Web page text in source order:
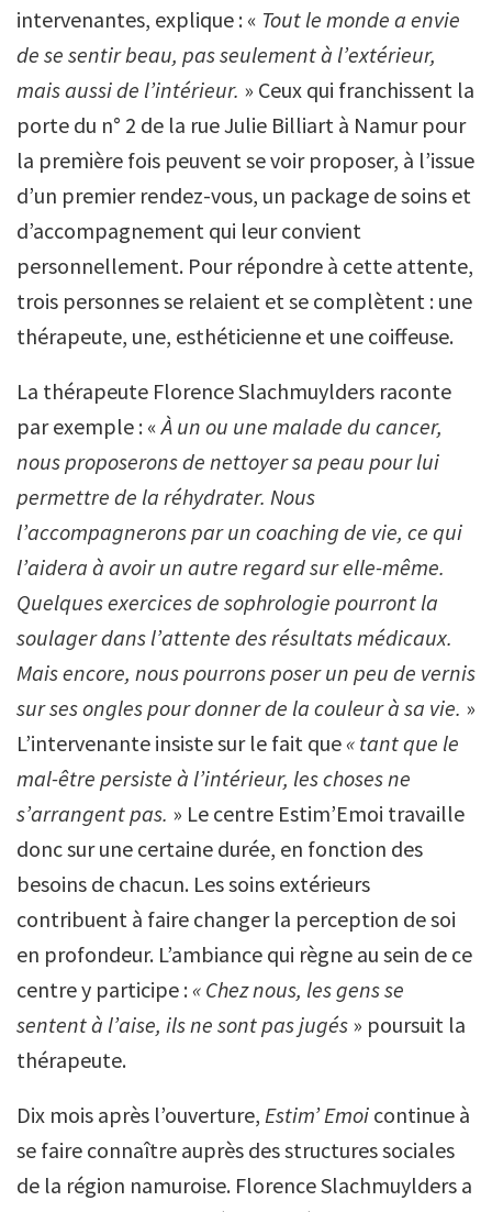
intervenantes, explique : « Tout le monde a envie
de se sentir beau, pas seulement à l’extérieur,
mais aussi de l’intérieur. » Ceux qui franchissent la
porte du n° 2 de la rue Julie Billiart à Namur pour
la première fois peuvent se voir proposer, à l’issue
d’un premier rendez-vous, un package de soins et
d’accompagnement qui leur convient
personnellement. Pour répondre à cette attente,
trois personnes se relaient et se complètent : une
thérapeute, une, esthéticienne et une coiffeuse.
La thérapeute Florence Slachmuylders raconte
par exemple : «À un ou une malade du cancer,
nous proposerons de nettoyer sa peau pour lui
permettre de la réhydrater. Nous
l’accompagnerons par un coaching de vie, ce qui
l’aidera à avoir un autre regard sur elle-même.
Quelques exercices de sophrologie pourront la
soulager dans l’attente des résultats médicaux.
Mais encore, nous pourrons poser un peu de vernis
sur ses ongles pour donner de la couleur à sa vie. »
L’intervenante insiste sur le fait que « tant que le
mal-être persiste à l’intérieur, les choses ne
s’arrangent pas. » Le centre Estim’Emoi travaille
donc sur une certaine durée, en fonction des
besoins de chacun. Les soins extérieurs
contribuent à faire changer la perception de soi
en profondeur. L’ambiance qui règne au sein de ce
centre y participe : « Chez nous, les gens se
sentent à l’aise, ils ne sont pas jugés » poursuit la
thérapeute.
Dix mois après l’ouverture, Estim’ Emoi continue à
se faire connaître auprès des structures sociales
de la région namuroise. Florence Slachmuylders a